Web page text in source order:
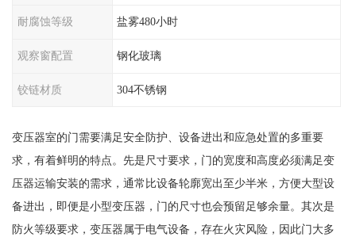
耐腐蚀等级 盐雾480小时
观察窗配置 钢化玻璃
铰链材质 304不锈钢
变压器室的门需要满足安全防护、设备进出和应急处置的多重要
求，有着鲜明的特点。先是尺寸要求，门的宽度和高度必须满足变
压器运输安装的需求，通常比设备轮廓宽出至少半米，方便大型设
备进出，即便是小型变压器，门的尺寸也会预留足够余量。其次是
防火等级要求，变压器属于电气设备，存在火灾风险，因此门大多